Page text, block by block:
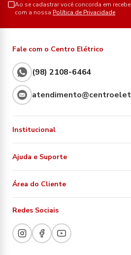
Ao se cadastrar você concorda em
com a nossa Política de Privacidade
Fale com o Centro Elétrico
(98) 2108-6464
Institucional
Ajuda e Suporte
Área do Cliente
Redes Sociais